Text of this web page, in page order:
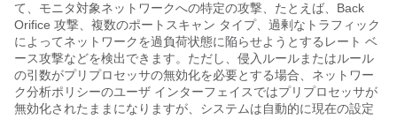
て、モニタ対象ネットワークへの特定の攻撃、たとえば、Back
Orifice 攻撃、複数のポートスキャン タイプ、過剰なトラフィック
によってネットワークを過負荷状態に陥らせようとするレート ベ
ース攻撃などを検出できます。ただし、侵入ルールまたはルール
の引数がプリプロセッサの無効化を必要とする場合、ネットワー
ク分析ポリシーのユーザ インターフェイスではプリプロセッサが
無効化されたままになりますが、システムは自動的に現在の設定